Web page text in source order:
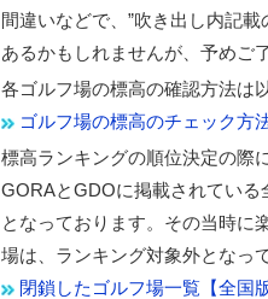
間違いなどで、”吹き出し内記
あるかもしれませんが、予めご
各ゴルフ場の標高の確認方法は
ゴルフ場の標高のチェック方
標高ランキングの順位決定の際
GORAとGDOに掲載されてい
となっております。その当時に
場は、ランキング対象外となっ
閉鎖したゴルフ場一覧【全国版